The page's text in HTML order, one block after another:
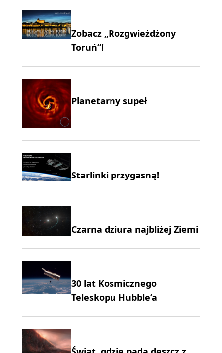
Zobacz „Rozgwieżdżony
Toruń”!
Planetarny supeł
Starlinki przygasną!
Czarna dziura najbliżej Ziemi
30 lat Kosmicznego
Teleskopu Hubble’a